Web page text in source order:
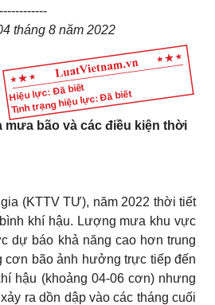
Hiệu lực: Đã biết
Tình trạng hiệu lực: Đã biết
tháng 8 năm 2022
bão và các điều kiện thời
(KTTV TƯ), năm 2022 thời tiết
khí hậu. Lượng mưa khu vực
dự báo khả năng cao hơn trung
cơn bão ảnh hưởng trực tiếp đến
hậu (khoảng 04-06 cơn) nhưng
ra dồn dập vào các tháng cuối